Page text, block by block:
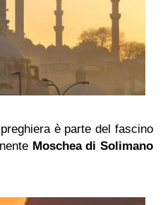
è parte del fascino
Moschea di Solimano